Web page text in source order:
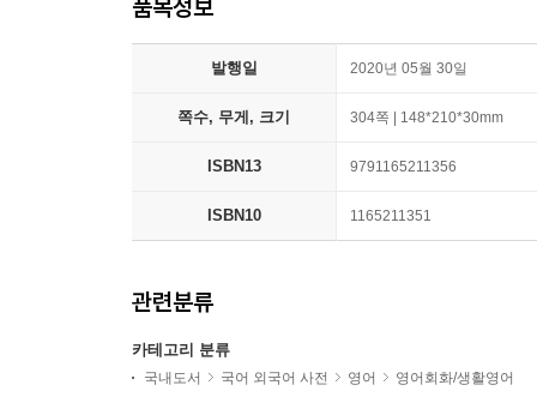
품목정보
발행일 2020년 05월 30일
쪽수, 무게, 크기 304쪽 | 148*210*30mm
ISBN13 9791165211356
ISBN10 1165211351
관련분류
카테고리 분류
국내도서 국어 외국어 사전 영어 영어회화/생활영어